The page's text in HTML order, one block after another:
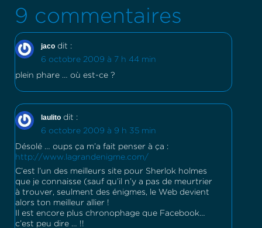
9 commentaires
jaco dit :
6 octobre 2009 à 7 h 44 min
plein phare … où est-ce ?
laulito dit :
6 octobre 2009 à 9 h 35 min
Désolé … oups ça m’a fait penser à ça :
http://www.lagrandenigme.com/
C’est l’un des meilleurs site pour Sherlok holmes
que je connaisse (sauf qu’il n’y a pas de meurtrier
à trouver, seulment des énigmes, le Web devient
alors ton meilleur allier !
Il est encore plus chronophage que Facebook…
c’est peu dire … !!